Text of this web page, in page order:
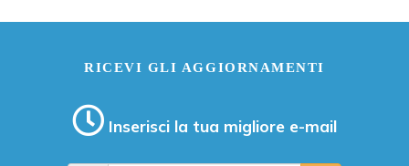
RICEVI GLI AGGIORNAMENTI
Inserisci la tua migliore e-mail